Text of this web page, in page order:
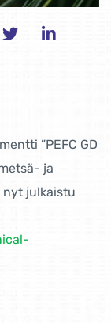
”PEFC GD
ja
julkaistu